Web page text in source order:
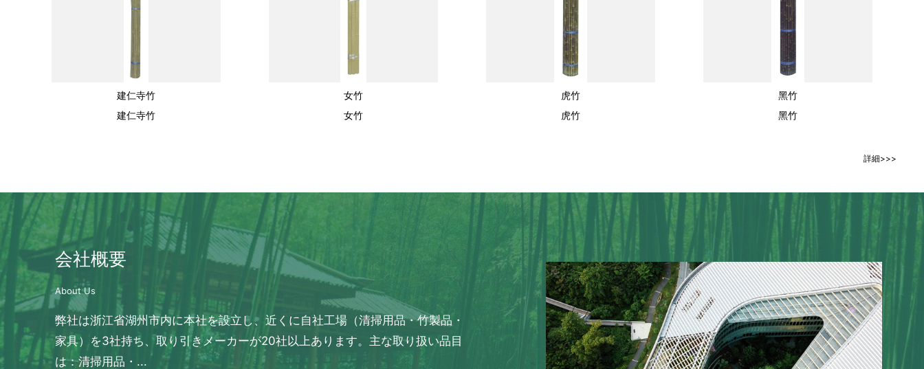
建仁寺竹
建仁寺竹
女竹
女竹
虎竹
虎竹
黑竹
黑竹
詳細>>>
会社概要
About Us
弊社は浙江省湖州市内に本社を設立し、近くに自社工場（清掃用品・竹製品・
家具）を3社持ち、取り引きメーカーが20社以上あります。主な取り扱い品目
は：清掃用品・...